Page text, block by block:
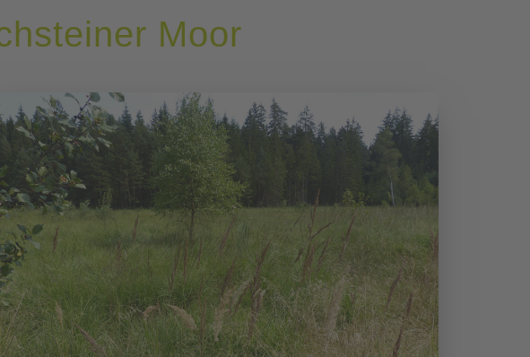
Moor